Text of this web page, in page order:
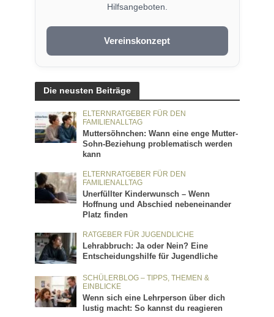
Hilfsangeboten.
Vereinskonzept
Die neusten Beiträge
ELTERNRATGEBER FÜR DEN
FAMILIENALLTAG
Muttersöhnchen: Wann eine enge Mutter-
Sohn-Beziehung problematisch werden
kann
ELTERNRATGEBER FÜR DEN
FAMILIENALLTAG
Unerfüllter Kinderwunsch – Wenn
Hoffnung und Abschied nebeneinander
Platz finden
RATGEBER FÜR JUGENDLICHE
Lehrabbruch: Ja oder Nein? Eine
Entscheidungshilfe für Jugendliche
SCHÜLERBLOG – TIPPS, THEMEN &
EINBLICKE
Wenn sich eine Lehrperson über dich
lustig macht: So kannst du reagieren